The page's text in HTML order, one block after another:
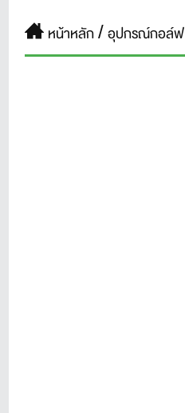
หน้าหลัก อุปกรณ์กอล์ฟ